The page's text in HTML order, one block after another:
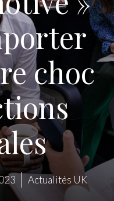
choc
Actualités UK